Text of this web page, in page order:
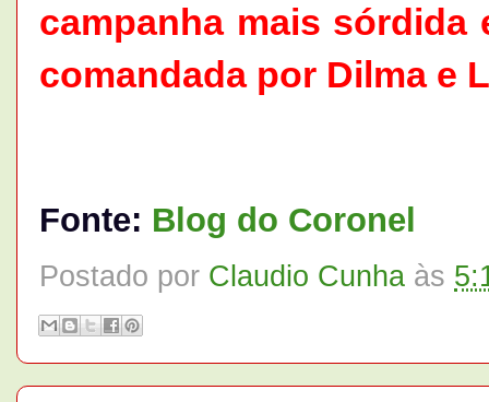
campanha mais sórdida
comandada por Dilma e
Fonte: Blog do Coronel
Postado por Claudio Cunha às